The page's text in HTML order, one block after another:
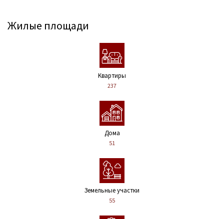
Жилые площади
Kвартиры
237
Дома
51
Земельные участки
55